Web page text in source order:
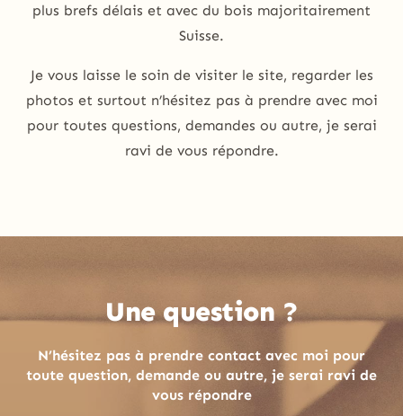
plus brefs délais et avec du bois majoritairement
Suisse.
Je vous laisse le soin de visiter le site, regarder les
photos et surtout n’hésitez pas à prendre avec moi
pour toutes questions, demandes ou autre, je serai
ravi de vous répondre.
Une question ?
N’hésitez pas à prendre contact avec moi pour
toute question, demande ou autre, je serai ravi de
vous répondre